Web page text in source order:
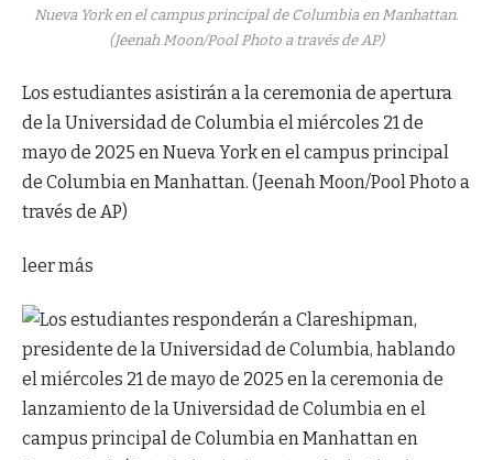
Nueva York en el campus principal de Columbia en Manhattan.
(Jeenah Moon/Pool Photo a través de AP)
Los estudiantes asistirán a la ceremonia de apertura
de la Universidad de Columbia el miércoles 21 de
mayo de 2025 en Nueva York en el campus principal
de Columbia en Manhattan. (Jeenah Moon/Pool Photo a
través de AP)
leer más